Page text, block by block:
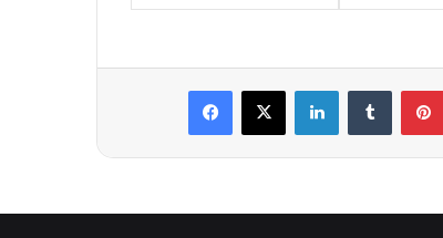
Facebook
X LinkedInTumblr